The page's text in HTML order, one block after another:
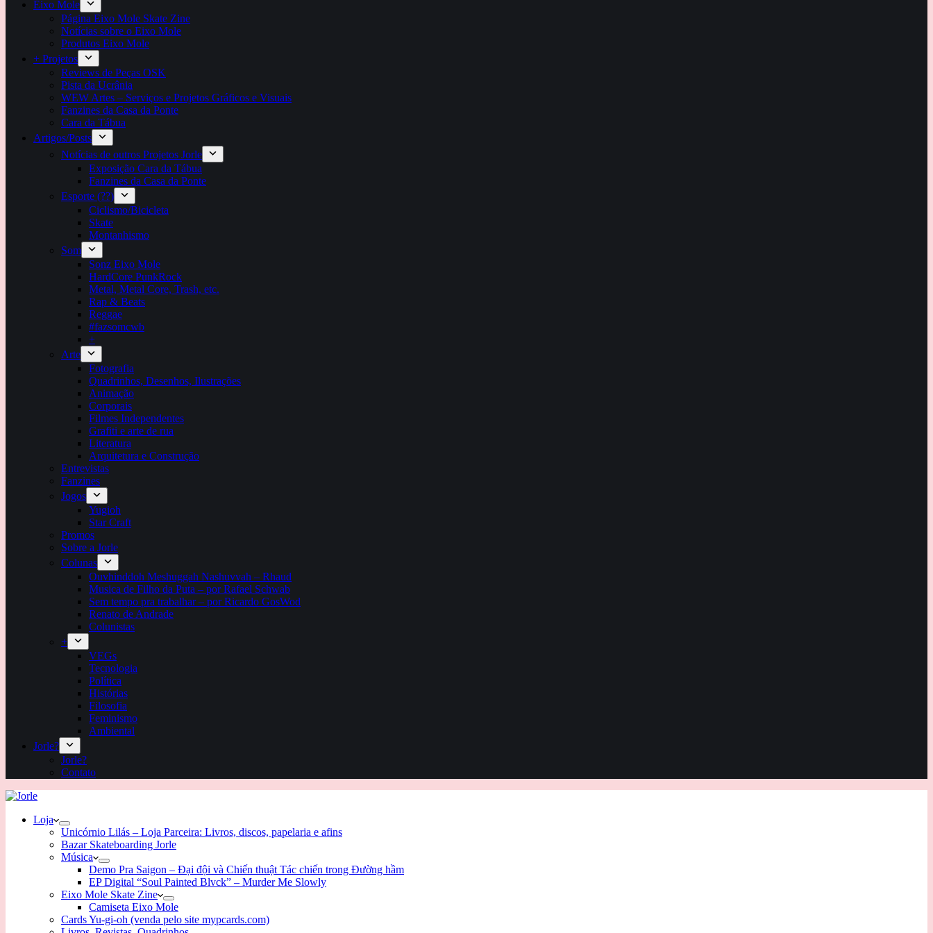
Eixo Mole
Página Eixo Mole Skate Zine
Notícias sobre o Eixo Mole
Produtos Eixo Mole
+ Projetos
Reviews de Peças OSK
Pista da Ucrânia
WEW Artes – Serviços e Projetos Gráficos e Visuais
Fanzines da Casa da Ponte
Cara da Tábua
Artigos/Posts
Notícias de outros Projetos Jorle
Exposição Cara da Tábua
Fanzines da Casa da Ponte
Esporte (??)
Ciclismo/Bicicleta
Skate
Montanhismo
Som
Sonz Eixo Mole
HardCore PunkRock
Metal, Metal Core, Trash, etc.
Rap & Beats
Reggae
#fazsomcwb
+
Arte
Fotografia
Quadrinhos, Desenhos, Ilustrações
Animação
Corporais
Filmes Independentes
Grafiti e arte de rua
Literatura
Arquitetura e Construção
Entrevistas
Fanzines
Jogos
Yugioh
Star Craft
Promos
Sobre a Jorle
Colunas
Ouvhinddoh Meshuggah Nashuvvah – Rhaud
Musica de Filho da Puta – por Rafael Schwab
Sem tempo pra trabalhar – por Ricardo GosWod
Renato de Andrade
Colunistas
+
VEGs
Tecnologia
Política
Histórias
Filosofia
Feminismo
Ambiental
Jorle?
Jorle?
Contato
Loja
Unicórnio Lilás – Loja Parceira: Livros, discos, papelaria e afins
Bazar Skateboarding Jorle
Música
Demo Pra Saigon – Đại đội và Chiến thuật Tác chiến trong Đường hầm
EP Digital “Soul Painted Blvck” – Murder Me Slowly
Eixo Mole Skate Zine
Camiseta Eixo Mole
Cards Yu-gi-oh (venda pelo site mypcards.com)